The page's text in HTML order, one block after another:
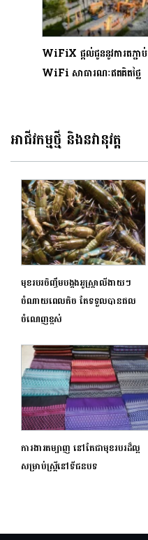
WiFiX ផ្តល់ជូននូវការតភ្ជាប់​
WiFi សាធារណៈឥតគិតថ្លៃ
អាជីវកម្មថ្មី និងនវានុវត្ត
មុខរបរចិញ្ចឹមបង្កងអូស្ត្រាលីងាយៗ
ចំណាយពេលតិច តែទទួលបានផល
ចំណេញខ្ពស់
ការងារតម្បាញ នៅតែជាមុខរបរដ៏ល្អ
សម្រាប់ស្ត្រីនៅទីជនបទ